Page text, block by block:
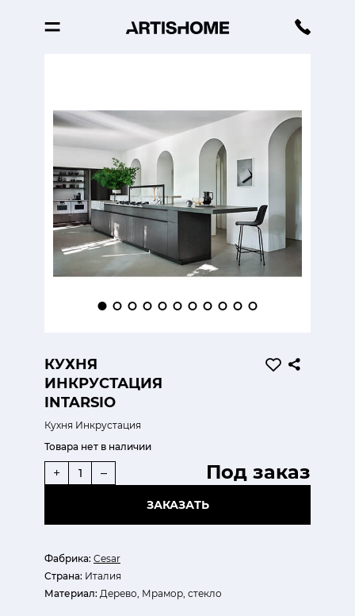
КУХНЯ
ИНКРУСТАЦИЯ
INTARSIO
Кухня Инкрустация
Фабрика: Cesar
Страна: Италия
Материал: Дерево, Мрамор, стекло
Товара нет в наличии
Под заказ
+ –
ЗАКАЗАТЬ